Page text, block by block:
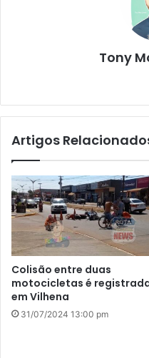
Tony
Artigos
Colisão entre duas
motocicletas é
em Vilhena
31/07/2024 13:00 pm